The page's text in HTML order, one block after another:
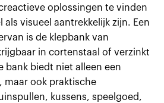
oplossingen te vinden
visueel aantrekkelijk zijn. Een
is de klepbank van
in cortenstaal of verzinkt
bank biedt niet alleen een
maar ook praktische
kussens, speelgoed,